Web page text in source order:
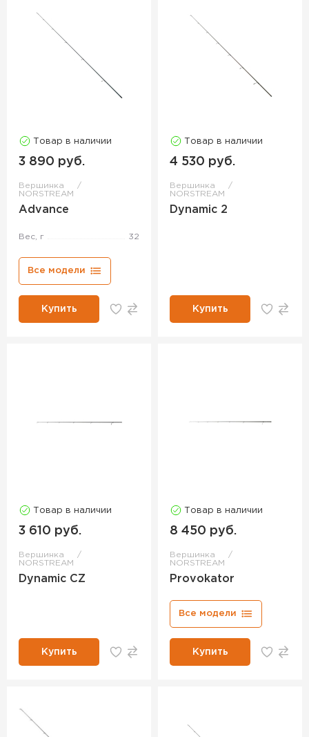
Товар в наличии
3 890 руб.
Вершинка
NORSTREAM
Advance
Вес, г 32
Все модели
Купить
Товар в наличии
4 530 руб.
Вершинка
NORSTREAM
Dynamic 2
Купить
Товар в наличии
3 610 руб.
Вершинка
NORSTREAM
Dynamic CZ
Купить
Товар в наличии
8 450 руб.
Вершинка
NORSTREAM
Provokator
Все модели
Купить